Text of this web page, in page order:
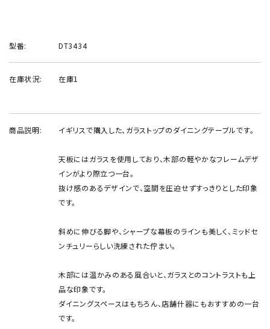
型番: DT3434
在庫状況: 在庫1
商品説明: イギリスで購入した、ガラストップのダイニングテーブルです。
天板にはガラスを使用しており、木部の軽やかなフレームデザ
インがより際立つ一台。
抜け感のあるデザインで、空間を圧迫せずすっきりとした印象
です。
斜めに伸びる脚や、シャープな幕板のラインも美しく、ミッドセ
ンチュリーらしい洗練された佇まい。
木部には温かみのある風合いと、ガラスとのコントラストも上
品な印象です。
ダイニングスペースはもちろん、店舗什器にもおすすめの一台
です。